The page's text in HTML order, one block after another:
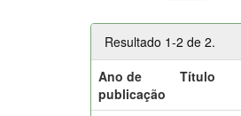
Resultado 1-2 de 2.
Ano de
publicação
Título